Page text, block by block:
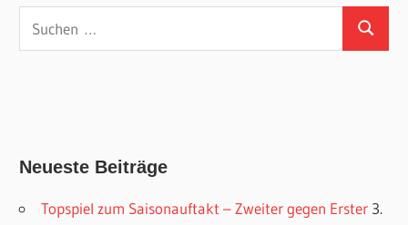
Suchen
Neueste Beiträge
Topspiel zum Saisonauftakt – Zweiter gegen Erster 3.